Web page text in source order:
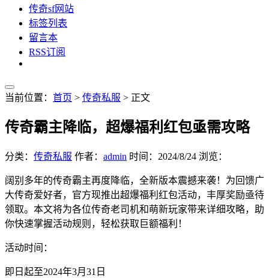
传奇sf网站
标签列表
留言本
RSS订阅
当前位置： 首页 > 传奇私服 > 正文
传奇霸主降临，超爆福利红包亟需攻略
分类： 传奇私服 作者： admin 时间： 2024/8/24 浏览：
阔别多年的传奇霸主再度降临，全新版本震撼来袭！为回馈广
大传奇爱好者，官方现推出超爆福利红包活动，丰厚奖励亟待
领取。本文将为各位传奇老司机和萌新玩家带来详细攻略，助
你快速掌握活动规则，轻松获取巨额福利！
活动时间：
即日起至2024年3月31日